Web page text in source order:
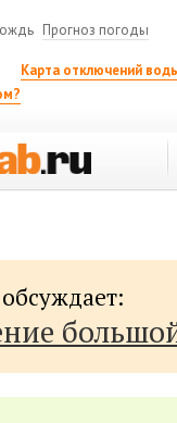
Прогноз погоды
Карта отключений